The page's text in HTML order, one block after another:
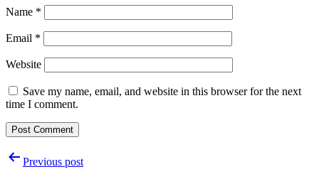
Name *
Email *
Website
Save my name, email, and website in this browser for the next
time I comment.
PostPrevious post